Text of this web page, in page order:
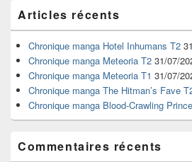
principale
de
widget
pour
barre
latérale
Articles récents
Chronique manga Hotel Inhumans T2
Chronique manga Meteoria T2 31/07/
Chronique manga Meteoria T1 31/07/
Chronique manga The Hitman’s Fave
Chronique manga Blood-Crawling
Commentaires récents